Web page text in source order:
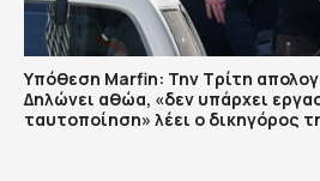
Υπόθεση Marfin: Την Τρίτη
Δηλώνει αθώα, «δεν υπάρχει
ταυτοποίηση» λέει ο δικηγόρος